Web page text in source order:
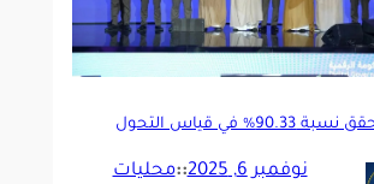
الأمن العام يحقق نسبة 90.33% في قياس التحول
نوفمبر 6, 2025 ::محليات